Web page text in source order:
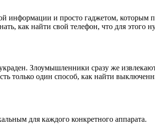
и просто гаджетом, которым
как найти свой телефон, что для этого
Злоумышленники сразу же
только один способ, как найти
для каждого конкретного аппарата.